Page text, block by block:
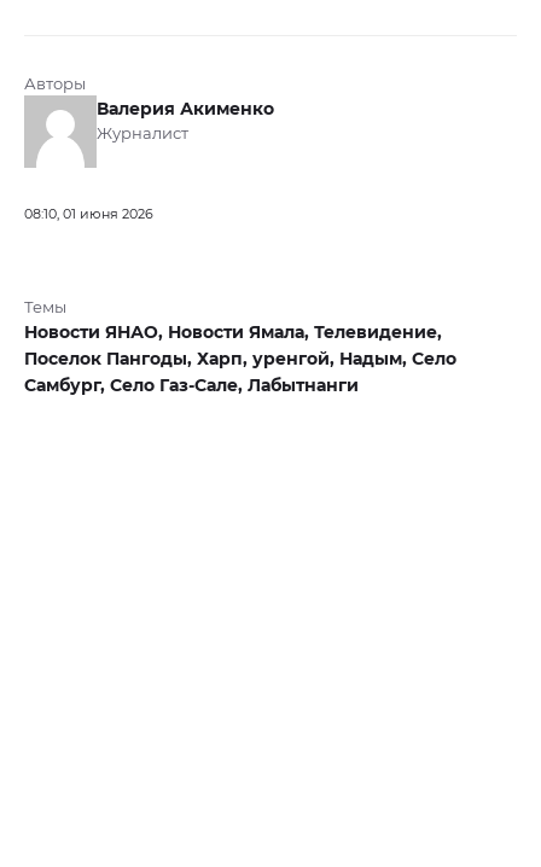
Авторы
Валерия Акименко
Журналист
08:10, 01 июня 2026
Темы
Новости ЯНАО, Новости Ямала, Телевидение,
Поселок Пангоды, Харп, уренгой, Надым, Село
Самбург, Село Газ-Сале, Лабытнанги